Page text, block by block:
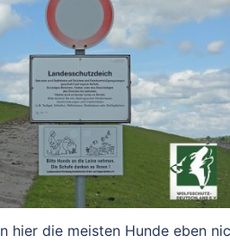
hier die meisten Hunde eben